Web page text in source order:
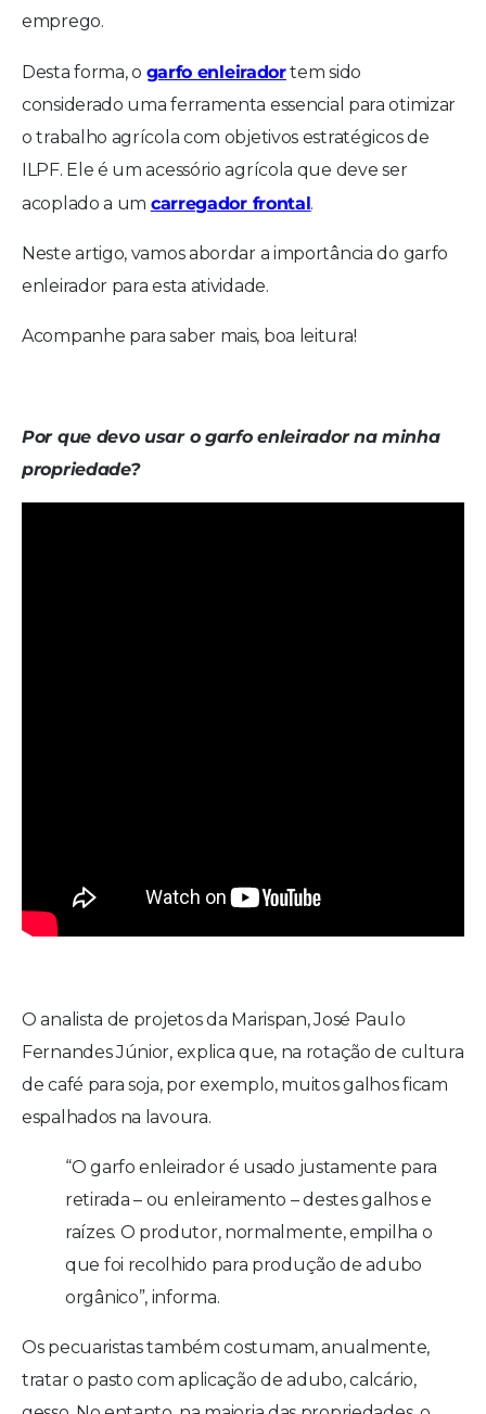
emprego.
Desta forma, o garfo enleiradortem sido
considerado uma ferramenta essencial para otimizar
o trabalho agrícola com objetivos estratégicos de
ILPF. Ele é um acessório agrícola que deve ser
acoplado a um carregador frontal.
Neste artigo, vamos abordar a importância do garfo
enleirador para esta atividade.
Acompanhe para saber mais, boa leitura!
Por que devo usar o garfo enleirador na minha
propriedade?
O analista de projetos da Marispan, José Paulo
Fernandes Júnior, explica que, na rotação de cultura
de café para soja, por exemplo, muitos galhos ficam
espalhados na lavoura.
“O garfo enleirador é usado justamente para
retirada – ou enleiramento – destes galhos e
raízes. O produtor, normalmente, empilha o
que foi recolhido para produção de adubo
orgânico”, informa.
Os pecuaristas também costumam, anualmente,
tratar o pasto com aplicação de adubo, calcário,